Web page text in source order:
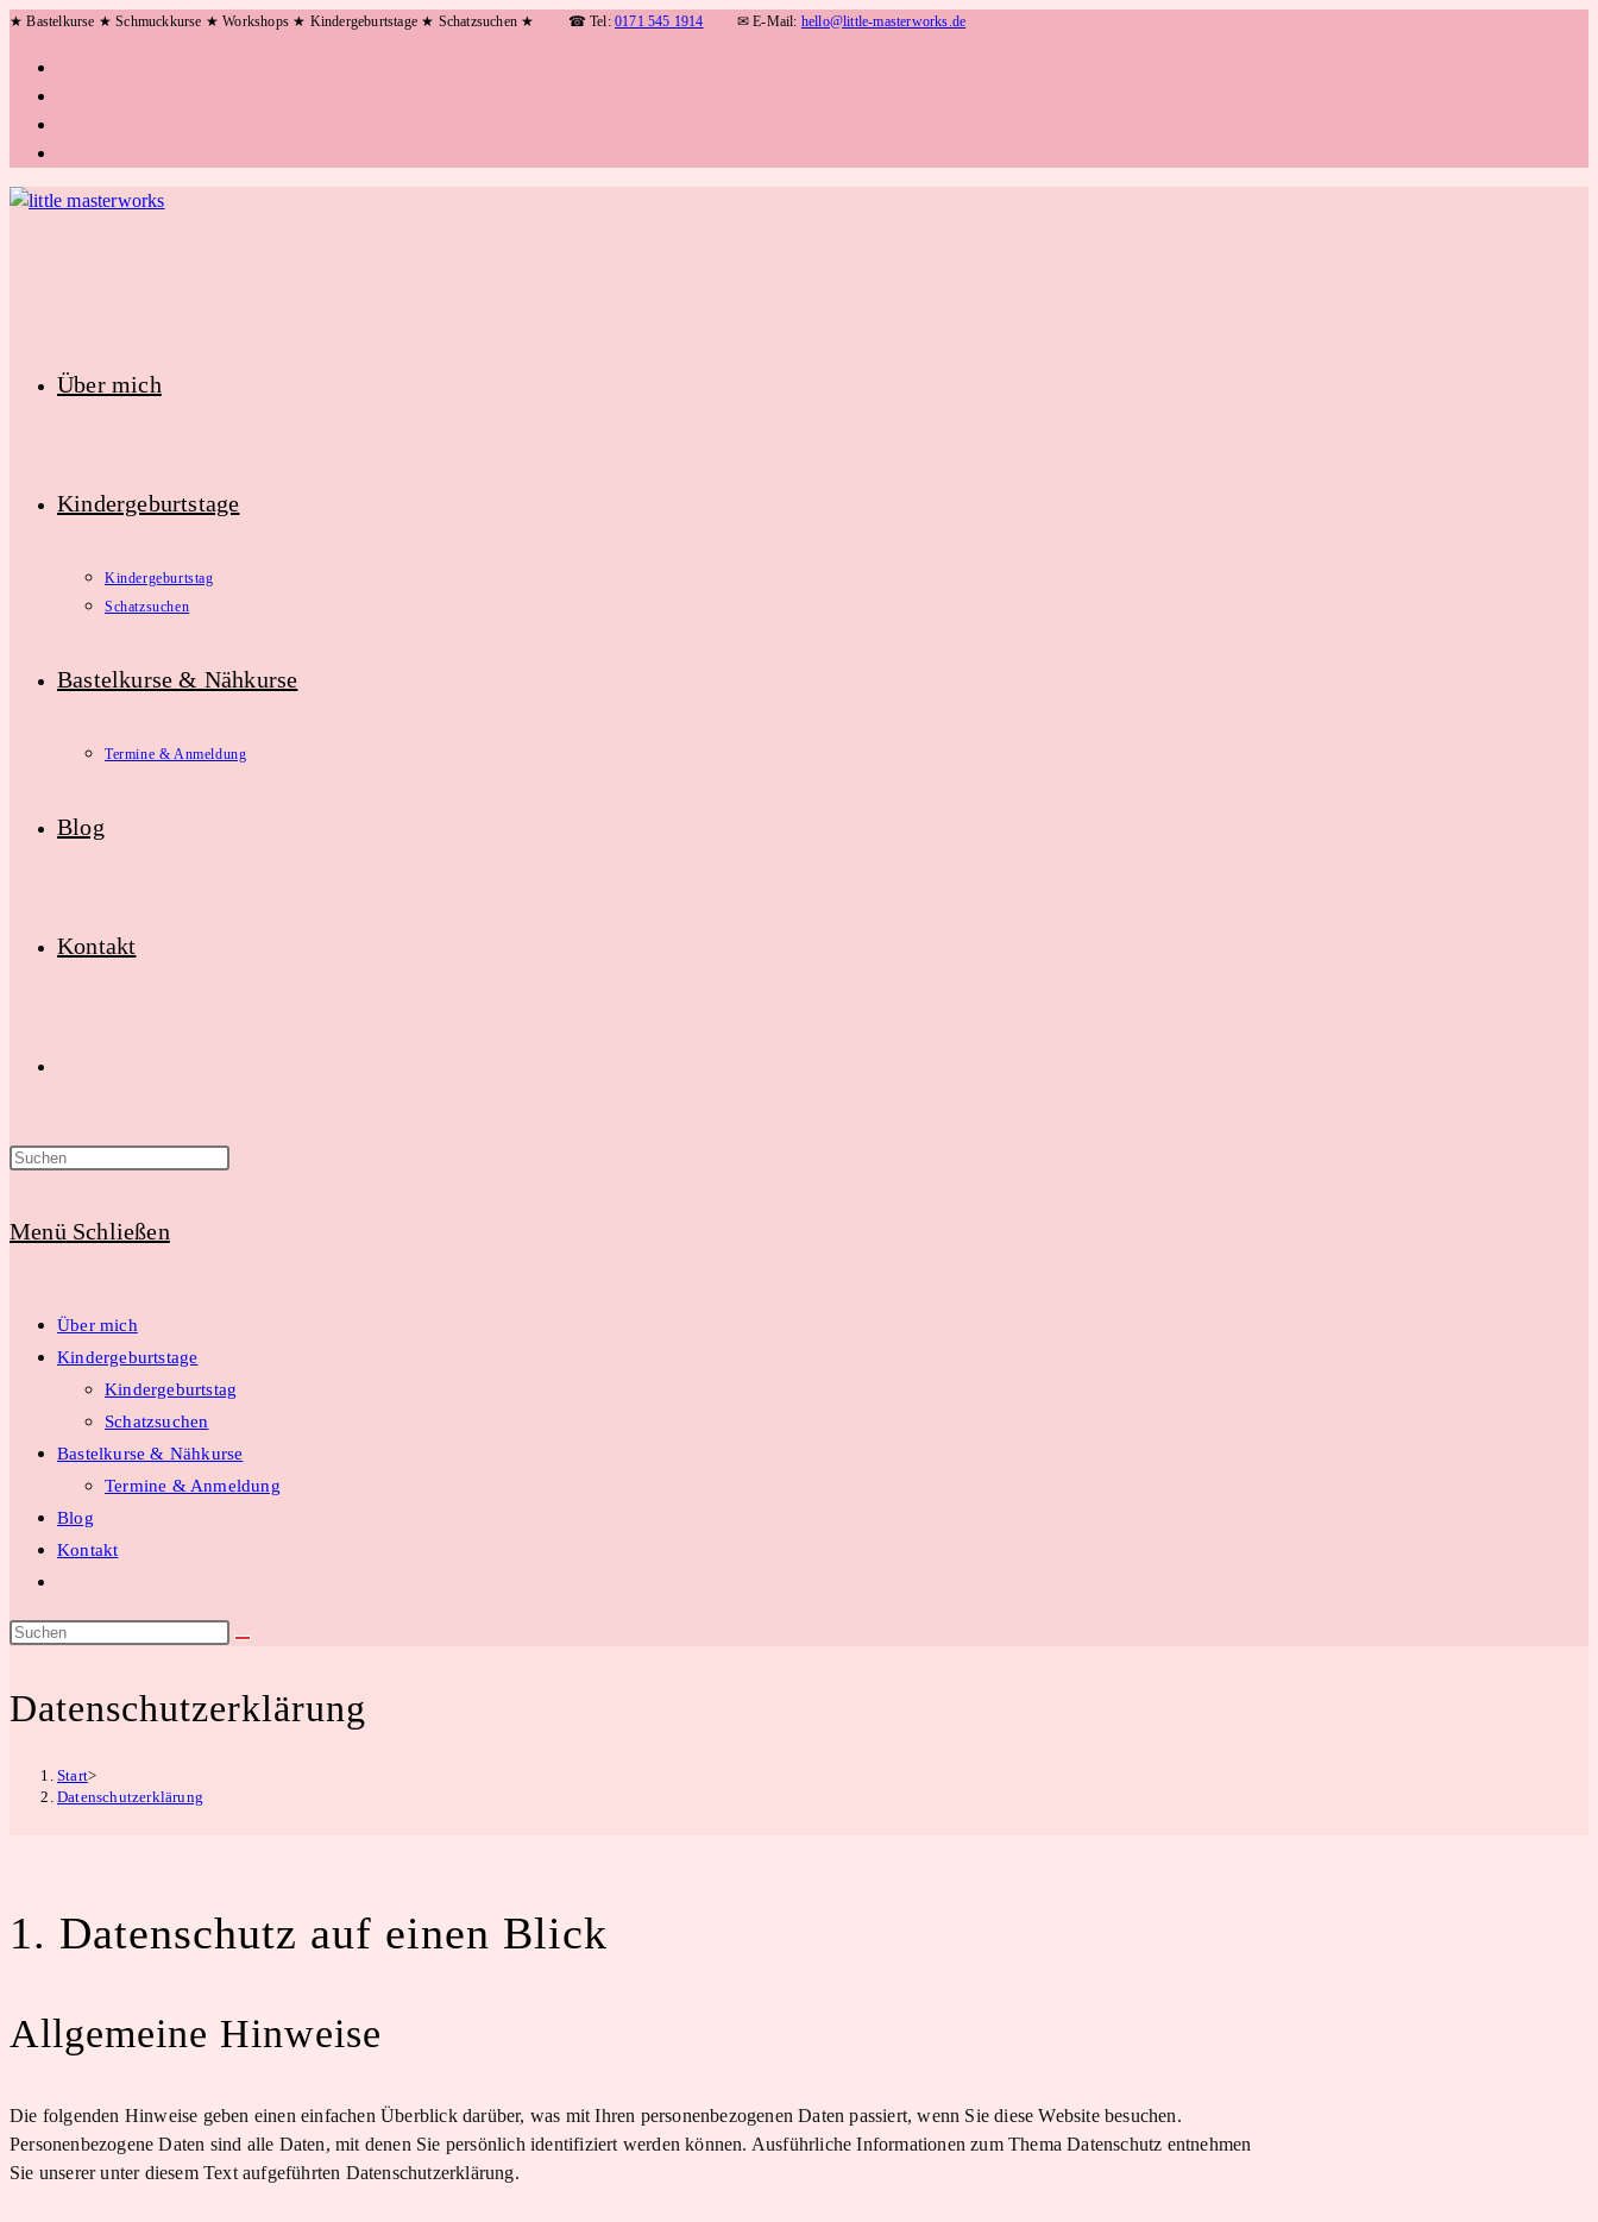
Zum
★ Bastelkurse ★ Schmuckkurse ★ Workshops ★ Kindergeburtstage ★ Schatzsuchen ★ ☎ Tel:0171 545 1914 ✉ E-Mail: hello@little-masterworks.de
Über mich
Kindergeburtstage
Kindergeburtstag
Schatzsuchen
Bastelkurse & Nähkurse
Termine & Anmeldung
Blog
Kontakt
Menü Schließen
Über mich
Kindergeburtstage
Kindergeburtstag
Schatzsuchen
Bastelkurse & Nähkurse
Termine & Anmeldung
Blog
Kontakt
umschalten
Datenschutzerklärung
Start>
Datenschutzerklärung
1. Datenschutz auf einen Blick
Allgemeine Hinweise
Die folgenden Hinweise geben einen einfachen Überblick darüber, was mit Ihren personenbezogenen Daten passiert, wenn Sie diese Website besuchen.
Personenbezogene Daten sind alle Daten, mit denen Sie persönlich identifiziert werden können. Ausführliche Informationen zum Thema Datenschutz entnehmen
Sie unserer unter diesem Text aufgeführten Datenschutzerklärung.